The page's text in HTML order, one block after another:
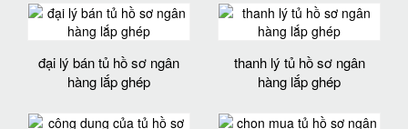
đại lý bán tủ hồ sơ ngân
hàng lắp ghép
thanh lý tủ hồ sơ ngân
hàng lắp ghép